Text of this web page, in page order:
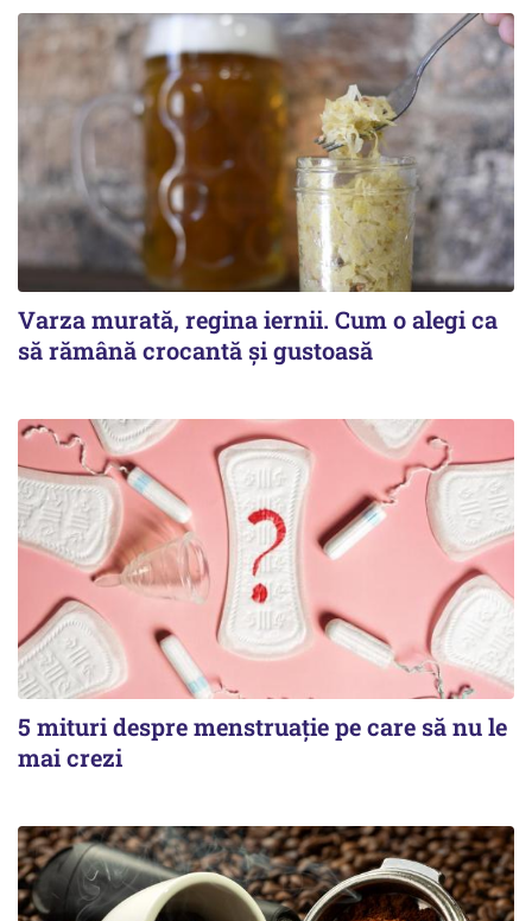
Varza murată, regina iernii. Cum o alegi ca
să rămână crocantă și gustoasă
5 mituri despre menstruație pe care să nu le
mai crezi